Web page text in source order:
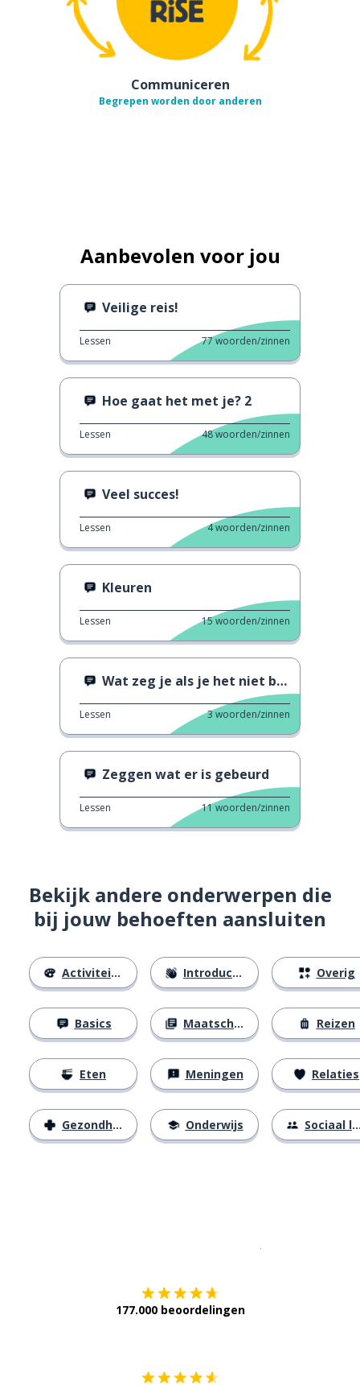
Communiceren
Begrepen worden door anderen
Aanbevolen voor jou
Veilige reis!
Lessen 77woorden/zinnen
Hoe gaat het met je? 2
Lessen 48woorden/zinnen
Veel succes!
Lessen 4woorden/zinnen
Kleuren
Lessen 15woorden/zinnen
Wat zeg je als je het niet begrijpt
Lessen 3woorden/zinnen
Zeggen wat er is gebeurd
Lessen 11woorden/zinnen
Bekijk andere onderwerpen die
bij jouw behoeften aansluiten
Activiteiten
Basics
Eten
Gezondheid
Introducties
Maatschappij
Meningen
Onderwijs
Overig
Reizen
Relaties
Sociaal leven
177.000 beoordelingen